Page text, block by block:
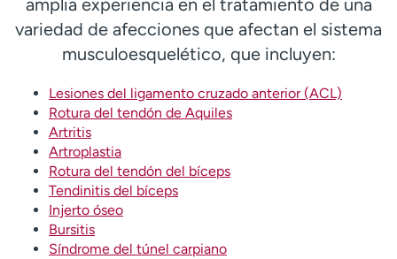
amplia experiencia en el tratamiento de una
variedad de afecciones que afectan el sistema
musculoesquelético, que incluyen:
Lesiones del ligamento cruzado anterior (ACL)
Rotura del tendón de Aquiles
Artritis
Artroplastia
Rotura del tendón del bíceps
Tendinitis del bíceps
Injerto óseo
Bursitis
Síndrome del túnel carpiano